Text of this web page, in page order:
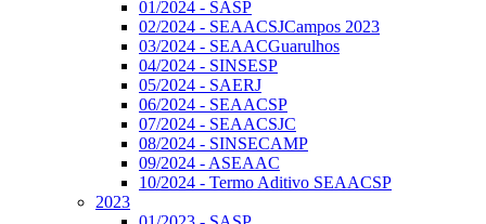
01/2024 - SASP
02/2024 - SEAACSJCampos 2023
03/2024 - SEAACGuarulhos
04/2024 - SINSESP
05/2024 - SAERJ
06/2024 - SEAACSP
07/2024 - SEAACSJC
08/2024 - SINSECAMP
09/2024 - ASEAAC
10/2024 - Termo Aditivo SEAACSP
2023